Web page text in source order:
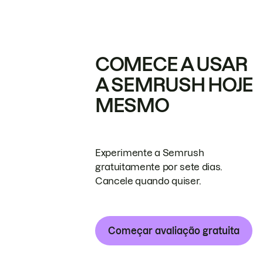
COMECE A USAR
A SEMRUSH HOJE
MESMO
Experimente a Semrush
gratuitamente por sete dias.
Cancele quando quiser.
Começar avaliação gratuita